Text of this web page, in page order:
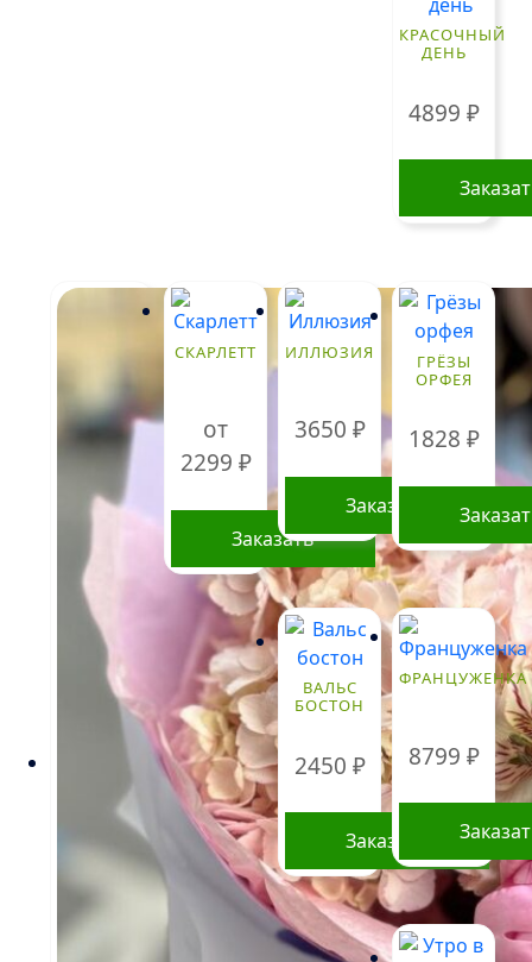
КРАСОЧНЫЙ
ДЕНЬ
4899 ₽
СКАРЛЕТТ
от
2299 ₽
Заказать
Этот
товар
имеет
несколько
вариаций.
Опции
можно
выбрать
на
странице
товара.
ИЛЛЮЗИЯ
3650 ₽
Заказать
ГРЁЗЫ
ОРФЕЯ
1828 ₽
ВАЛЬС
БОСТОН
2450 ₽
Заказать
ФРАНЦУЖЕНКА
8799 ₽